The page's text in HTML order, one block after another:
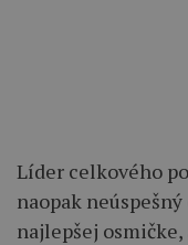
Líder celkového
naopak
najlepšej osmičke,